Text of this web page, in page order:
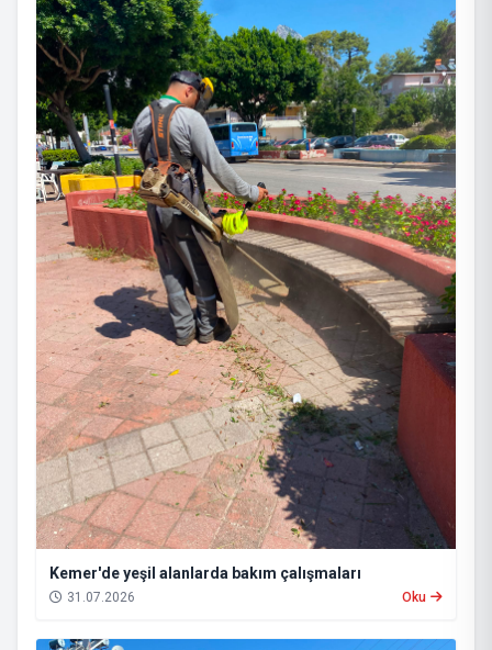
Kemer'de yeşil alanlarda bakım çalışmaları
31.07.2026 Oku